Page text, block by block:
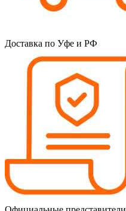
Доставка по Уфе и РФ